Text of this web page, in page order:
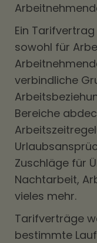
Ein
sowohl für
verbindliche
Bereiche
Zuschläge für
Nachtarbeit,
vieles mehr.
Tarifverträge
bestimmte